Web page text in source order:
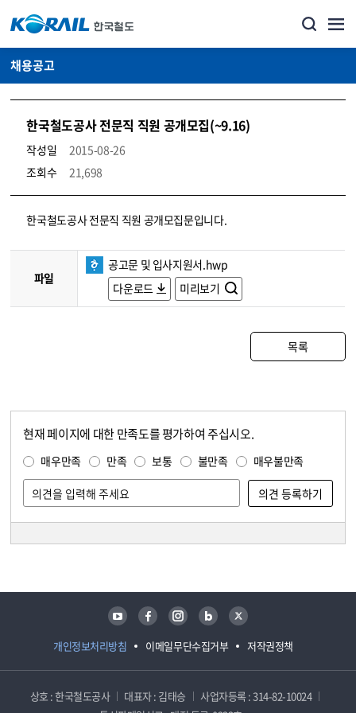
채용공고
한국철도공사 전문직 직원 공개모집(~9.16)
작성일
2015-08-26
조회수
21,698
코레일소개_경영공시_채용공고 상세보기 – 내용, 파일, 담당자 연락처로 구성
한국철도공사 전문직 직원 공개모집문입니다.
파일
공고문 및 입사지원서.hwp
다운로드
미리보기
목록
현재 페이지에 대한 만족도를 평가하여 주십시오.
매우만족 만족 보통 불만족 매우불만족
개인정보처리방침 이메일무단수집거부 저작권정책
유튜브 페이스북 인스타그램 블로그 트위터
상호 : 한국철도공사 대표자 : 김태승
사업자등록 : 314-82-10024